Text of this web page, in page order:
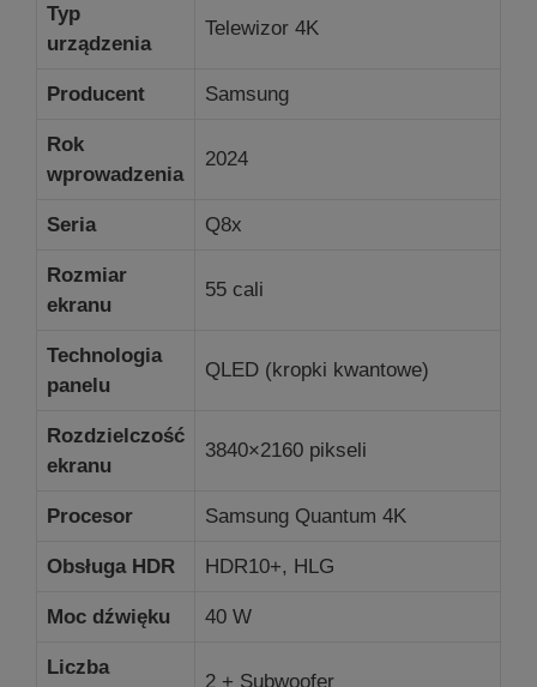
Typ
urządzenia
Telewizor 4K
Producent Samsung
Rok
wprowadzenia
2024
Seria Q8x
Rozmiar
ekranu
55 cali
Technologia
panelu
QLED (kropki kwantowe)
Rozdzielczość
ekranu
3840×2160 pikseli
Procesor Samsung Quantum 4K
Obsługa HDR HDR10+, HLG
Moc dźwięku 40 W
Liczba
2 + Subwoofer